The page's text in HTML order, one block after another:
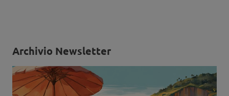
Archivio Newsletter